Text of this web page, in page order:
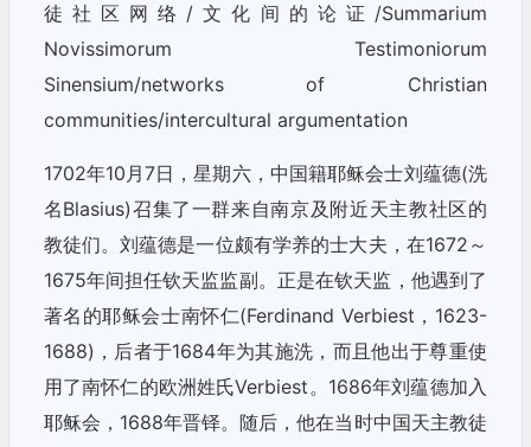
徒社区网络/文化间的论证/Summarium
Novissimorum Testimoniorum
Sinensium/networks of Christian
communities/intercultural argumentation
1702年10月7日，星期六，中国籍耶稣会士刘蕴德(洗
名Blasius)召集了一群来自南京及附近天主教社区的
教徒们。刘蕴德是一位颇有学养的士大夫，在1672～
1675年间担任钦天监监副。正是在钦天监，他遇到了
著名的耶稣会士南怀仁(Ferdinand Verbiest，1623-
1688)，后者于1684年为其施洗，而且他出于尊重使
用了南怀仁的欧洲姓氏Verbiest。1686年刘蕴德加入
耶稣会，1688年晋铎。随后，他在当时中国天主教徒